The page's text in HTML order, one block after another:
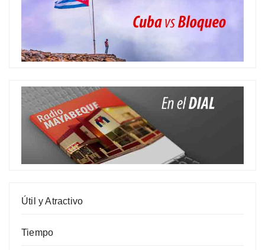
Útil y Atractivo
Tiempo